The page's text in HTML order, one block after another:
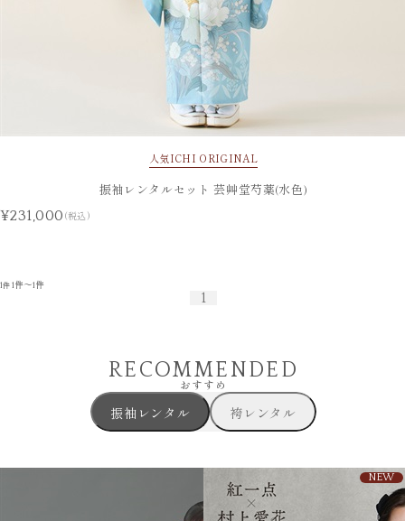
人気ICHI ORIGINAL
振袖レンタルセット 芸艸堂芍薬(水色)
¥231,000 (税込)
1件 1件～1件
1
RECOMMENDED
おすすめ
振袖レンタル 袴レンタル
NEW